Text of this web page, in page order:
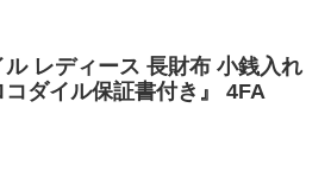
レディース 長財布 小銭入れ
ダイル保証書付き』 4FA